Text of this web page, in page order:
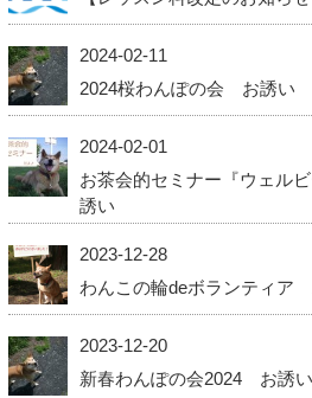
2024-02-11
2024桜わんぽの会 お誘い
2024-02-01
お茶会的セミナー『ウェル
誘い
2023-12-28
わんこの輪deボランティア
2023-12-20
新春わんぽの会2024 お誘い